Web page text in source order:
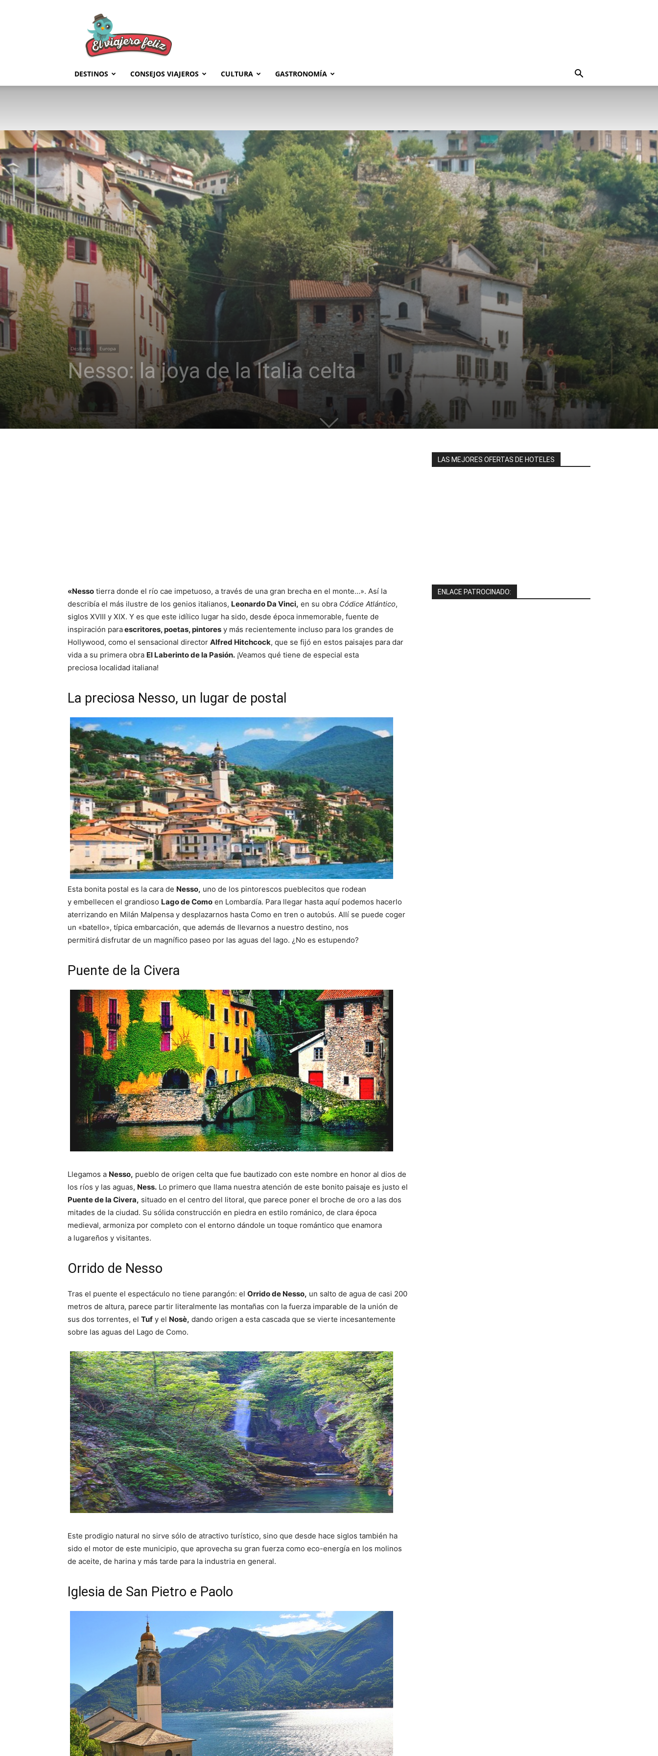
Feliz
DESTINOS CONSEJOS VIAJEROS CULTURA GASTRONOMÍA
Destinos Europa
Nesso: la joya de la Italia celta
«Nesso tierra donde el río cae impetuoso, a través de una gran brecha en el monte…». Así la
describía el más ilustre de los genios italianos, Leonardo Da Vinci, en su obra Códice Atlántico,
siglos XVIII y XIX. Y es que este idílico lugar ha sido, desde época inmemorable, fuente de
inspiración paraescritores, poetas, pintores y más recientemente incluso para los grandes de
Hollywood, como el sensacional director Alfred Hitchcock, que se fijó en estos paisajes para dar
vida a su primera obra El Laberinto de la Pasión. ¡Veamos qué tiene de especial esta
preciosa localidad italiana!
La preciosa Nesso, un lugar de postal
Esta bonita postal es la cara de Nesso, uno de los pintorescos pueblecitos que rodean
y embellecen el grandioso Lago de Como en Lombardía. Para llegar hasta aquí podemos hacerlo
aterrizando en Milán Malpensa y desplazarnos hasta Como en tren o autobús. Allí se puede coger
un «batello», típica embarcación, que además de llevarnos a nuestro destino, nos
permitirá disfrutar de un magnífico paseo por las aguas del lago. ¿No es estupendo?
Puente de la Civera
Llegamos a Nesso, pueblo de origen celta que fue bautizado con este nombre en honor al dios de
los ríos y las aguas, Ness. Lo primero que llama nuestra atención de este bonito paisaje es justo el
Puente de la Civera, situado en el centro del litoral, que parece poner el broche de oro a las dos
mitades de la ciudad. Su sólida construcción en piedra en estilo románico, de clara época
medieval, armoniza por completo con el entorno dándole un toque romántico que enamora
a lugareños y visitantes.
Orrido de Nesso
Tras el puente el espectáculo no tiene parangón: el Orrido de Nesso, un salto de agua de casi 200
metros de altura, parece partir literalmente las montañas con la fuerza imparable de la unión de
sus dos torrentes, el Tuf y el Nosè, dando origen a esta cascada que se vierte incesantemente
sobre las aguas del Lago de Como.
Este prodigio natural no sirve sólo de atractivo turístico, sino que desde hace siglos también ha
sido el motor de este municipio, que aprovecha su gran fuerza como eco-energía en los molinos
de aceite, de harina y más tarde para la industria en general.
Iglesia de San Pietro e Paolo
LAS MEJORES OFERTAS DE HOTELES
ENLACE PATROCINADO: